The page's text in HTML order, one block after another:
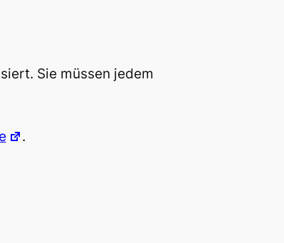
Sie müssen jedem
.